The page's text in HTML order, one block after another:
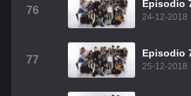
76
Episodio
24-12-2018
77
Episodio
25-12-2018